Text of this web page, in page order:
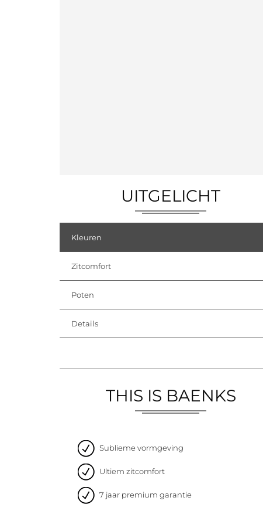
UITGELICHT
Kleuren
Zitcomfort
Poten
Details
THIS IS BAENKS
Sublieme vormgeving
Ultiem zitcomfort
7 jaar premium garantie